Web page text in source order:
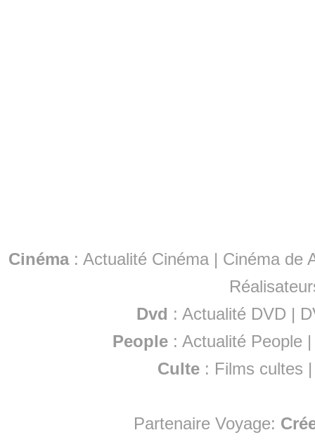
Cinéma: Actualité Cinéma | Cinéma de
Dvd : Actualité DVD |
People :Actualité People
Culte : Films cultes
Partenaire Voyage: